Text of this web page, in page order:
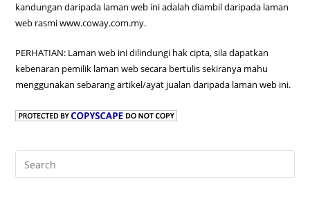
kandungan daripada laman web ini adalah diambil daripada laman
web rasmi www.coway.com.my.
PERHATIAN: Laman web ini dilindungi hak cipta, sila dapatkan
kebenaran pemilik laman web secara bertulis sekiranya mahu
menggunakan sebarang artikel/ayat jualan daripada laman web ini.